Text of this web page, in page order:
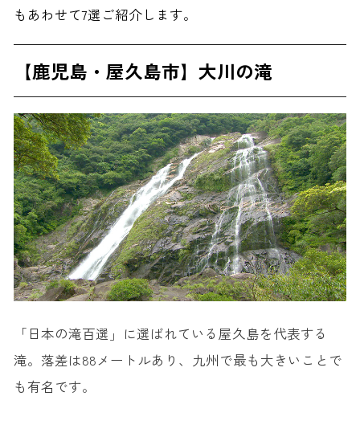
もあわせて7選ご紹介します。
【鹿児島・屋久島市】大川の滝
「日本の滝百選」に選ばれている屋久島を代表する
滝。落差は88メートルあり、九州で最も大きいことで
も有名です。